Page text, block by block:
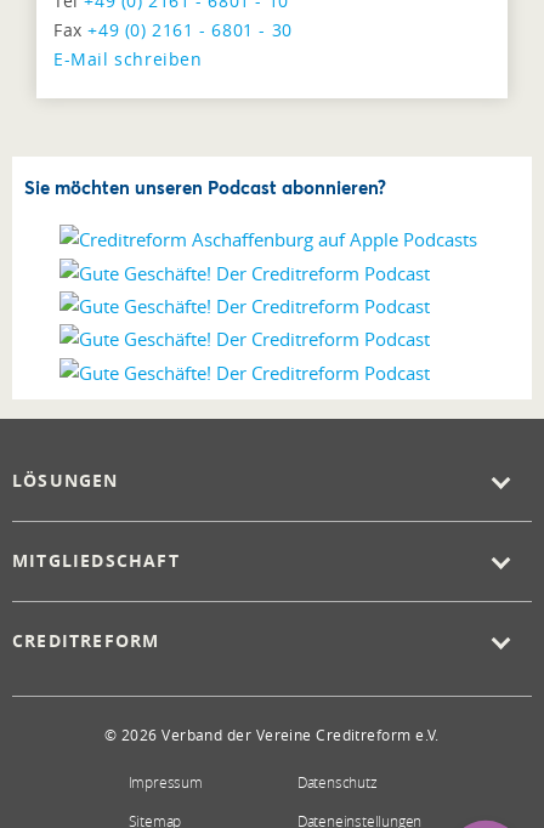
Fax+49 (0) 2161 - 6801 - 30
E-Mail schreiben
Sie möchten unseren Podcast abonnieren?
LÖSUNGEN
MITGLIEDSCHAFT
CREDITREFORM
© 2026 Verband der Vereine Creditreform e.V.
Impressum
Datenschutz
Sitemap
Dateneinstellungen